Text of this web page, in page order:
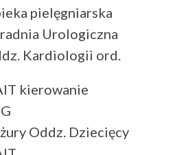
pielęgniarska
Urologiczna
Kardiologii ord.
kierowanie
Oddz. Dziecięcy